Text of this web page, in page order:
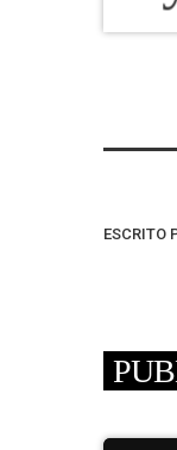
ESCRITO